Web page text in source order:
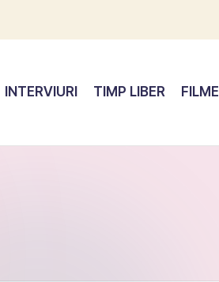
INTERVIURI TIMP LIBER FILME